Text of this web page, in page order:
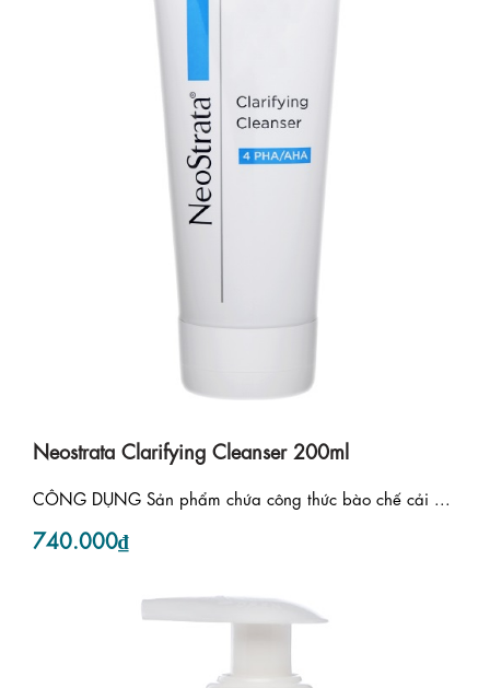
Neostrata Clarifying Cleanser 200ml
CÔNG DỤNG Sản phẩm chứa công thức bào chế cải ...
740.000₫